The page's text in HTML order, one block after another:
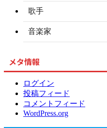
歌手
音楽家
メタ情報
ログイン
投稿フィード
コメントフィード
WordPress.org